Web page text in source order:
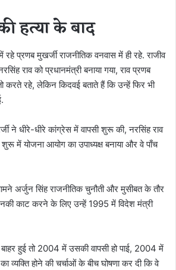
हत्या के बाद
रहे प्रणब मुखर्जी राजनीतिक वनवास में ही रहे. राजीव
राव को प्रधानमंत्री बनाया गया, राव प्रणब
करते रहे, लेकिन किदवई बताते हैं कि उन्हें फिर भी
ने धीरे-धीरे कांग्रेस में वापसी शुरू की, नरसिंह राव
योजना आयोग का उपाध्यक्ष बनाया और वे पाँच
अर्जुन सिंह राजनीतिक चुनौती और मुसीबत के तौर
काट करने के लिए उन्हें 1995 में विदेश मंत्री
हुई तो 2004 में उसकी वापसी हो पाई, 2004 में
व्यक्ति होने की चर्चाओं के बीच घोषणा कर दी कि वे